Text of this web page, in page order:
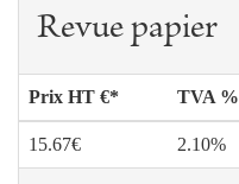
Revue papier
Prix HT €* TVA %
15.67€ 2.10%